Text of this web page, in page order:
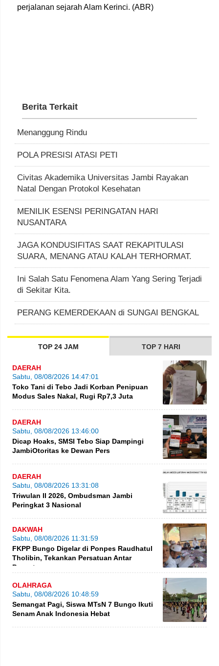
perjalanan sejarah Alam Kerinci. (ABR)
Berita Terkait
Menanggung Rindu
POLA PRESISI ATASI PETI
Civitas Akademika Universitas Jambi Rayakan
Natal Dengan Protokol Kesehatan
MENILIK ESENSI PERINGATAN HARI
NUSANTARA
JAGA KONDUSIFITAS SAAT REKAPITULASI
SUARA, MENANG ATAU KALAH TERHORMAT.
Ini Salah Satu Fenomena Alam Yang Sering Terjadi
di Sekitar Kita.
PERANG KEMERDEKAAN di SUNGAI BENGKAL
TOP 24 JAM TOP 7 HARI
DAERAH
Sabtu, 08/08/2026 14:47:01
Toko Tani di Tebo Jadi Korban Penipuan
Modus Sales Nakal, Rugi Rp7,3 Juta
DAERAH
Sabtu, 08/08/2026 13:46:00
Dicap Hoaks, SMSI Tebo Siap Dampingi
JambiOtoritas ke Dewan Pers
DAERAH
Sabtu, 08/08/2026 13:31:08
Triwulan II 2026, Ombudsman Jambi
Peringkat 3 Nasional
DAKWAH
Sabtu, 08/08/2026 11:31:59
FKPP Bungo Digelar di Ponpes Raudhatul
Tholibin, Tekankan Persatuan Antar
Pesantren
OLAHRAGA
Sabtu, 08/08/2026 10:48:59
Semangat Pagi, Siswa MTsN 7 Bungo Ikuti
Senam Anak Indonesia Hebat